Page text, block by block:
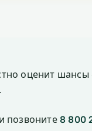
оценит шансы
позвоните8 800